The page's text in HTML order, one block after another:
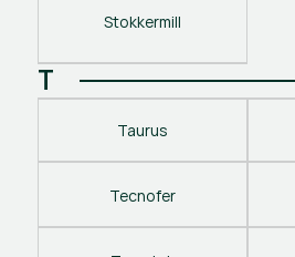
Stokkermill
T
Taurus
Tecnofer